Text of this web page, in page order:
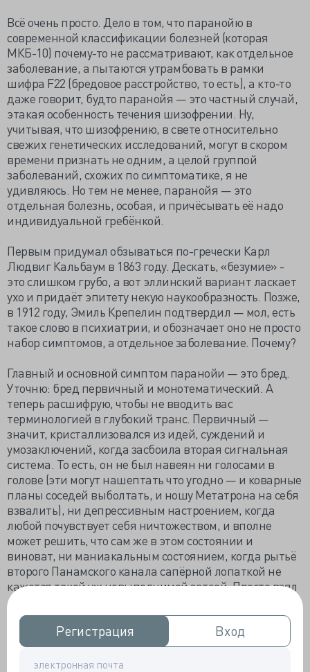
Регистрация
Регистрация Вход
Вход
Всё очень просто. Дело в том, что паранойю в
современной классификации болезней (которая
МКБ-10) почему-то не рассматривают, как отдельное
заболевание, а пытаются утрамбовать в рамки
шифра F22 (бредовое расстройство, то есть), а кто-то
даже говорит, будто паранойя — это частный случай,
этакая особенность течения шизофрении. Ну,
учитывая, что шизофрению, в свете относительно
свежих генетических исследований, могут в скором
времени признать не одним, а целой группой
заболеваний, схожих по симптоматике, я не
удивляюсь. Но тем не менее, паранойя — это
отдельная болезнь, особая, и причёсывать её надо
индивидуальной гребёнкой.
Первым придумал обзываться по-гречески Карл
Людвиг Кальбаум в 1863 году. Дескать, «безумие» -
это слишком грубо, а вот эллинский вариант ласкает
ухо и придаёт эпитету некую наукообразность. Позже,
в 1912 году, Эмиль Крепелин подтвердил — мол, есть
такое слово в психиатрии, и обозначает оно не просто
набор симптомов, а отдельное заболевание. Почему?
Главный и основной симптом паранойи — это бред.
Уточню: бред первичный и монотематический. А
теперь расшифрую, чтобы не вводить вас
терминологией в глубокий транс. Первичный —
значит, кристаллизовался из идей, суждений и
умозаключений, когда засбоила вторая сигнальная
система. То есть, он не был навеян ни голосами в
голове (эти могут нашептать что угодно — и коварные
планы соседей выболтать, и ношу Метатрона на себя
взвалить), ни депрессивным настроением, когда
любой почувствует себя ничтожеством, и вполне
может решить, что сам же в этом состоянии и
виноват, ни маниакальным состоянием, когда рытьё
второго Панамского канала сапёрной лопаткой не
кажется такой уж невыполнимой затеей. Просто взял
— и возник сам по себе. И не сопровождается ни
галлюцинациями, ни сколь-либо заметными
колебаниями настроения, ни какими-либо другими
выраженными психопатологическими симптомами.
Если не вдаваться в подробности, то можно сказать (с